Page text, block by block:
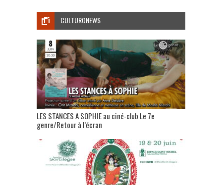
CULTURONEWS
LES STANCES A SOPHIE au ciné-club Le 7e
genre/Retour à l’écran